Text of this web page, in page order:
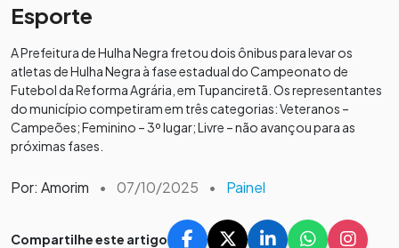
Esporte
A Prefeitura de Hulha Negra fretou dois ônibus para levar os
atletas de Hulha Negra à fase estadual do Campeonato de
Futebol da Reforma Agrária, em Tupanciretã. Os representantes
do município competiram em três categorias: Veteranos –
Campeões; Feminino – 3º lugar; Livre – não avançou para as
próximas fases.
Por: Amorim • 07/10/2025 • Painel
Compartilhe este artigo